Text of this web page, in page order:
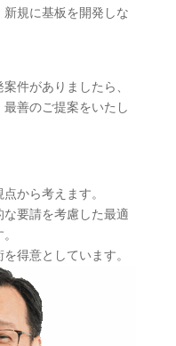
新規に基板を開発しな
件がありましたら、
善のご提案をいたし
から考えます。
な要請を考慮した最適
得意としています。